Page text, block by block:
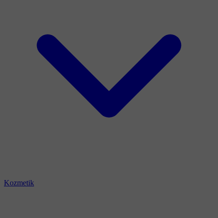
Kozmetik